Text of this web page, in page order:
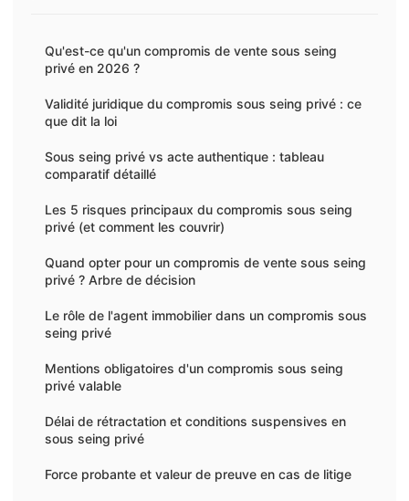
Qu'est-ce qu'un compromis de vente sous seing
privé en 2026 ?
Validité juridique du compromis sous seing privé : ce
que dit la loi
Sous seing privé vs acte authentique : tableau
comparatif détaillé
Les 5 risques principaux du compromis sous seing
privé (et comment les couvrir)
Quand opter pour un compromis de vente sous seing
privé ? Arbre de décision
Le rôle de l'agent immobilier dans un compromis sous
seing privé
Mentions obligatoires d'un compromis sous seing
privé valable
Délai de rétractation et conditions suspensives en
sous seing privé
Force probante et valeur de preuve en cas de litige